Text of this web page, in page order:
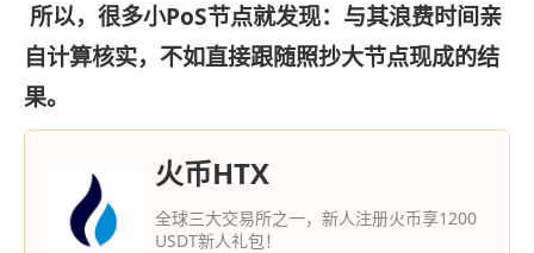
所以，很多小PoS节点就发现：与其浪费时间亲
自计算核实，不如直接跟随照抄大节点现成的结
果。
火币HTX
全球三大交易所之一，新人注册火币享1200
USDT新人礼包！